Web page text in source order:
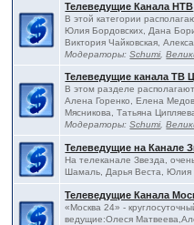
Телеведущие Канала НТВ
В этой категории
Юлия Бордовских, Дана
Виктория Чайковская,
Модераторы:Schumi,
Телеведущие канала ТВ
В этом разделе
Алена Горенко, Елена
Мясникова, Татьяна
Модераторы:Schumi,
Телеведущие на Канале
На телеканале Звезда,
Шамаль, Дарья Веста, Юлия
Телеведущие Канала
«Москва 24» -
ведущие:Олеся